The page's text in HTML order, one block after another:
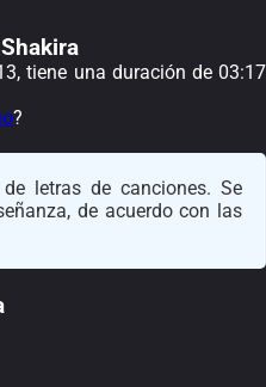
tiene una duración de 03:17
?
letras de canciones. Se
de acuerdo con las